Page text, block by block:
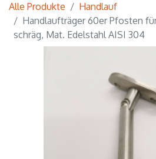
Alle Produkte
Handlauf
Handlaufträger 60er Pfosten
schräg, Mat. Edelstahl AISI 304